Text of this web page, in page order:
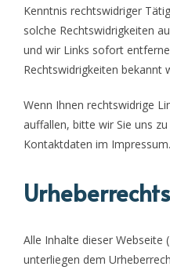
Kenntnis rechtswidriger
solche Rechtswidrigkeiten
und wir Links sofort
Rechtswidrigkeiten bekannt
Wenn Ihnen rechtswidrige
auffallen, bitte wir Sie uns
Kontaktdaten im Impressum.
Alle Inhalte dieser Webseite
unterliegen dem